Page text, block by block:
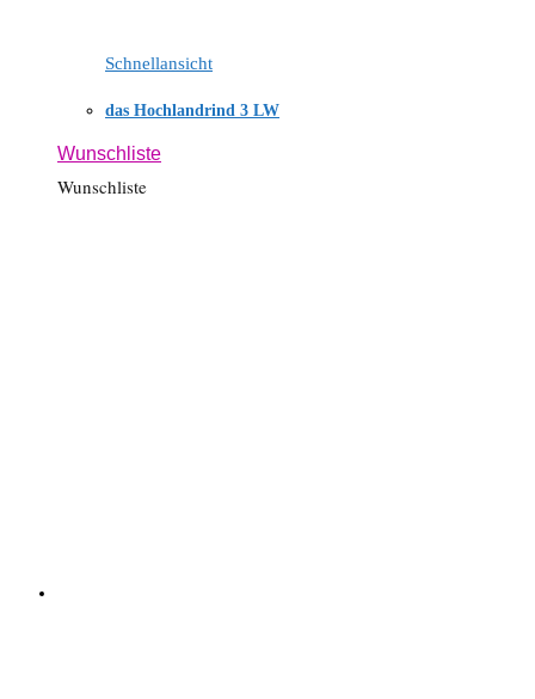
Schnellansicht
das Hochlandrind 3 LW
Wunschliste
Wunschliste